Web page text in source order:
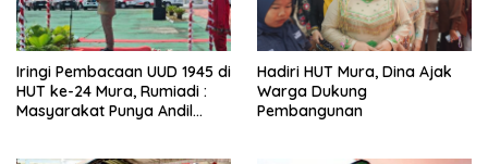
Iringi Pembacaan UUD 1945 di
HUT ke-24 Mura, Rumiadi :
Masyarakat Punya Andil
Hadiri HUT Mura, Dina Ajak
Warga Dukung
Pembangunan